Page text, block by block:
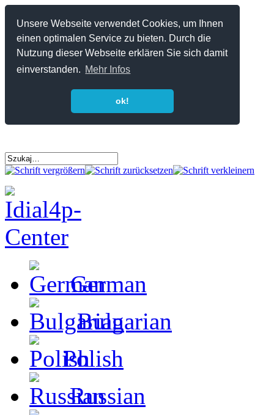
Unsere Webseite verwendet Cookies, um Ihnen
einen optimalen Service zu bieten. Durch die
Nutzung dieser Webseite erklären Sie sich damit
einverstanden. Mehr Infos
ok!
German
Bulgarian
Polish
Russian